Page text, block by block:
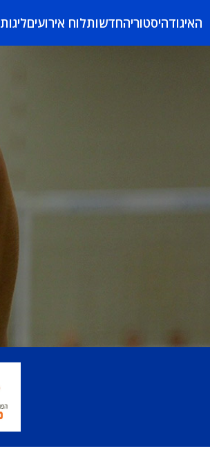
האיגודהיסטוריהחדשותלוח אירועיםליגות